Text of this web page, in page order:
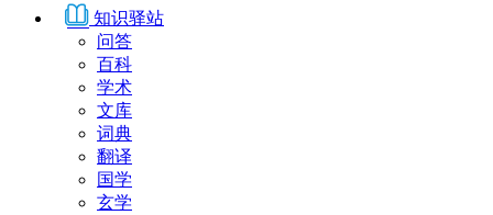
知识驿站
问答
百科
学术
文库
词典
翻译
国学
玄学